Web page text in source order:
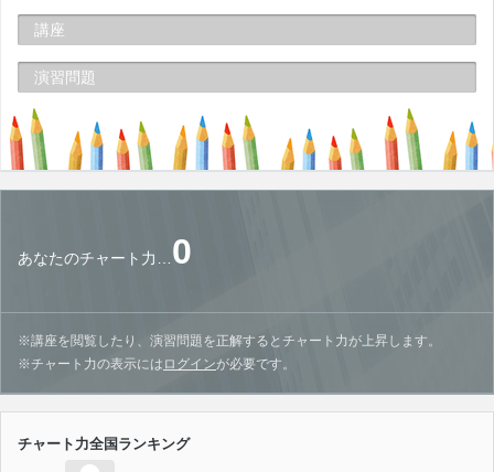
講座
演習問題
あなたのチャート力… 0
※講座を閲覧したり、演習問題を正解するとチャート力が上昇します。
※チャート力の表示には ログインが必要です。
チャート力全国ランキング